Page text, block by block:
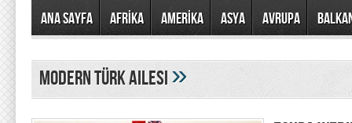
Ana Sayfa AFRİKA AMERİKA ASYA AVRUPA
modern türk ailesi»